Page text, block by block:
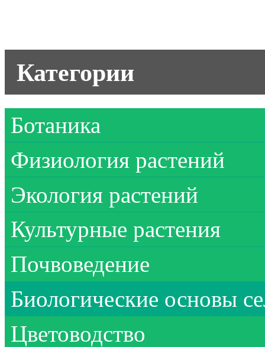
Категории
Ботаника
Физиология растений
Экология растений
Культурные растения
Почвоведение
Биологические основы
Цветоводство